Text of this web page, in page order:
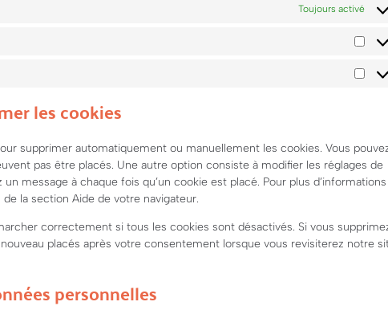
Toujours activé
les cookies
supprimer automatiquement ou manuellement les cookies. Vous
pas être placés. Une autre option consiste à modifier les réglages de
message à chaque fois qu’un cookie est placé. Pour plus d’informations
la section Aide de votre navigateur.
correctement si tous les cookies sont désactivés. Si vous
placés après votre consentement lorsque vous revisiterez notre
personnelles